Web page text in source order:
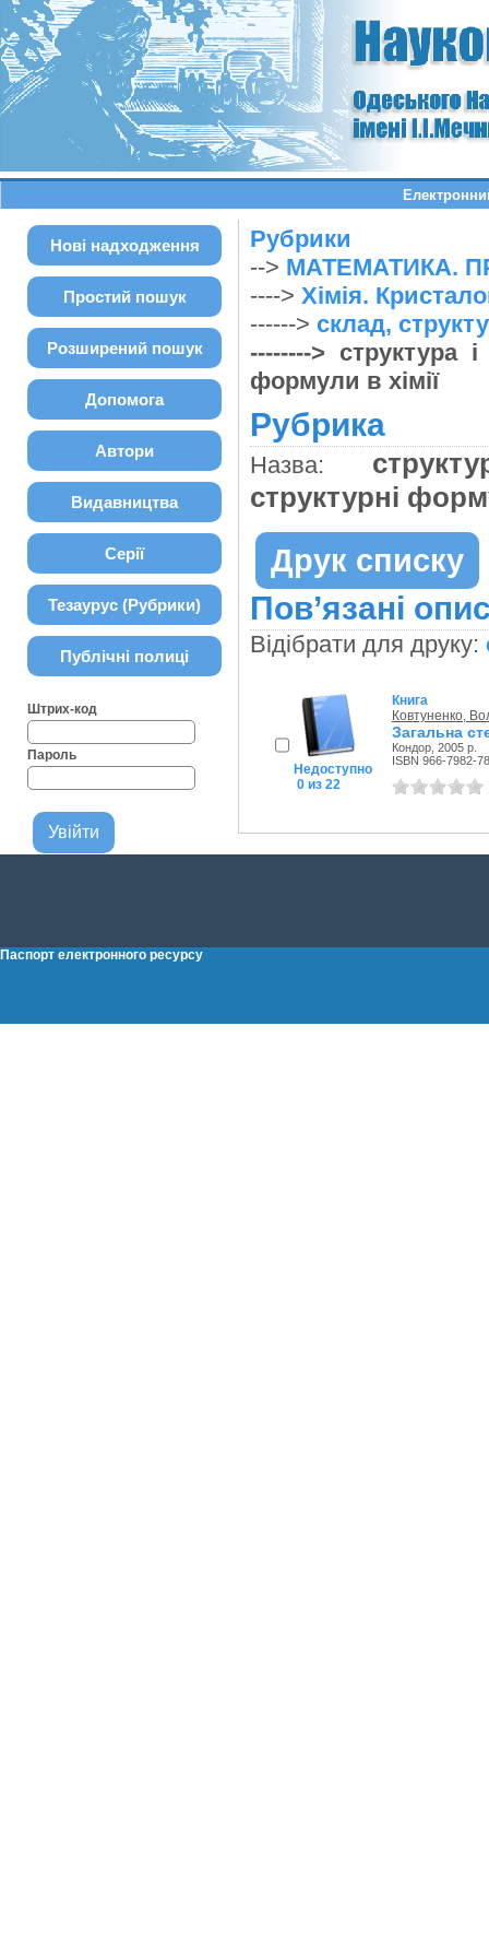
Нові надходження
Простий пошук
Розширений пошук
Допомога
Автори
Видавництва
Серії
Тезаурус (Рубрики)
Публічні полиці
Штрих-код
Пароль
Рубрики
--> МАТЕМАТИКА.
----> Хімія.
------> склад,
--------> структура
формули в хімії
Рубрика
Назва:
структурні
Друк списку
Пов’язані
Відібрати для друку:
Недоступно
0 из 22
Книга
Ковтуненко,
Загальна
Кондор, 2005 р.
ISBN 966-7982-
Паспорт електронного ресурсу